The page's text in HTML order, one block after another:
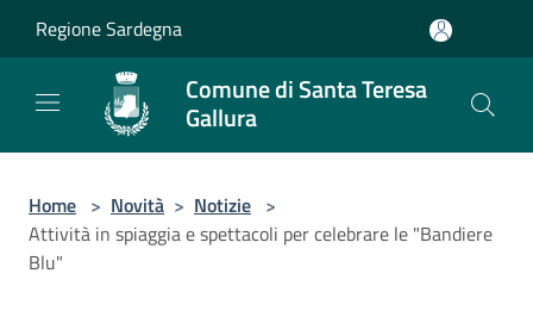
Regione Sardegna
Comune di Santa Teresa
Gallura
Home > Novità > Notizie >
Attività in spiaggia e spettacoli per celebrare le "Bandiere
Blu"